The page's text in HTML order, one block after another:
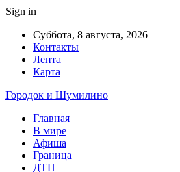
Sign in
Суббота, 8 августа, 2026
Контакты
Лента
Карта
Городок и Шумилино
Главная
В мире
Афиша
Граница
ДТП